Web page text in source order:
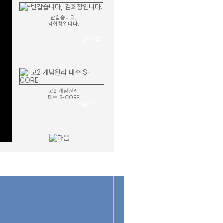
반갑습니다,
김희창입니다.
고2 개념원리
대수 S-CORE